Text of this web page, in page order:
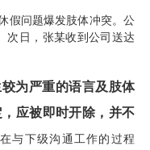
问题爆发肢体冲突。公
次日，张某收到公司送达
为严重的语言及肢体
应被即时开除，并不
与下级沟通工作的过程